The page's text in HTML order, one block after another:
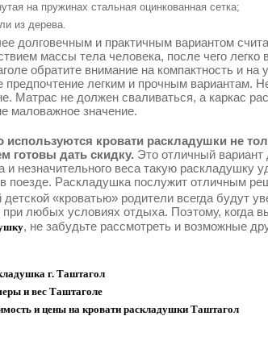
на пружинах стальная оцинкованная сетка;
из дерева.
долговечным и практичным вариантом
массы тела человека, после чего
обратите внимание на компактность и
предпочтение легким и прочным вариантам.
Матрас не должен сваливаться, а каркас
маловажное значение.
используются кровати раскладушки не
готовы дать скидку. Это отличный
и незначительного веса такую раскладушку
поезде. Раскладушка послужит отличным
детской «кроватью» родители всегда будут
любых условиях отдыха. Поэтому, когда
, не забудьте рассмотреть и возможные
г. Таштагол
и вес Таштаголе
и цены на кровати раскладушки Таштагол